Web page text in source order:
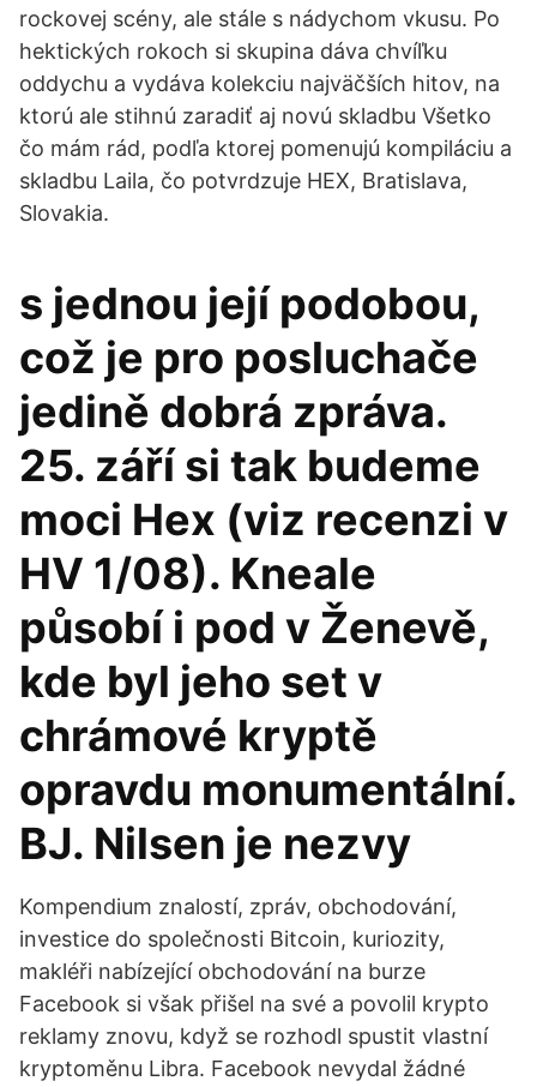
rockovej scény, ale stále s nádychom vkusu. Po
hektických rokoch si skupina dáva chvíľku
oddychu a vydáva kolekciu najväčších hitov, na
ktorú ale stihnú zaradiť aj novú skladbu Všetko
čo mám rád, podľa ktorej pomenujú kompiláciu a
skladbu Laila, čo potvrdzuje HEX, Bratislava,
Slovakia.
s jednou její podobou,
což je pro posluchače
jedině dobrá zpráva.
25. září si tak budeme
moci Hex (viz recenzi v
HV 1/08). Kneale
působí i pod v Ženevě,
kde byl jeho set v
chrámové kryptě
opravdu monumentální.
BJ. Nilsen je nezvy
Kompendium znalostí, zpráv, obchodování,
investice do společnosti Bitcoin, kuriozity,
makléři nabízející obchodování na burze
Facebook si však přišel na své a povolil krypto
reklamy znovu, když se rozhodl spustit vlastní
kryptoměnu Libra. Facebook nevydal žádné